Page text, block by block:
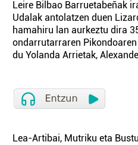
Leire Bilbao Barruetabeñak
Udalak antolatzen duen
hamahiru lan aurkeztu dira
ondarrutarraren
du Yolanda Arrietak,
Lea-Artibai, Mutriku eta